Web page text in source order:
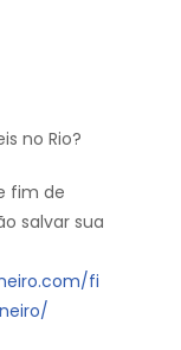
no Rio?
fim de
salvar sua
fi